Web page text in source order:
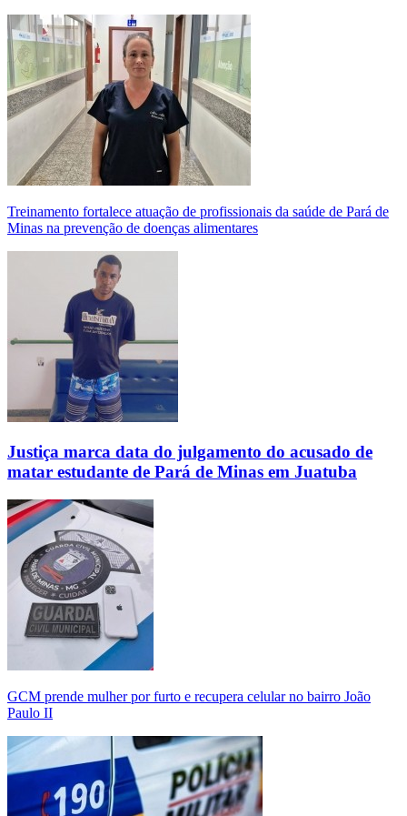
Treinamento fortalece atuação de profissionais da saúde de Pará de
Minas na prevenção de doenças alimentares
Justiça marca data do julgamento do acusado de
matar estudante de Pará de Minas em Juatuba
GCM prende mulher por furto e recupera celular no bairro João
Paulo II